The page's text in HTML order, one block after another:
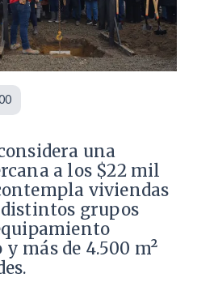
una
a los $22 mil
viviendas
distintos grupos
más de 4.500 m²